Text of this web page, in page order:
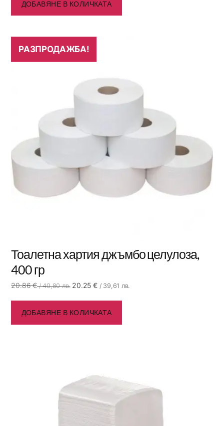
ДОБАВЯНЕ В КОЛИЧКАТА
РАЗПРОДАЖБА!
Тоалетна хартия джъмбо целулоза,
400 гр
20.86€/ 40,80 лв. 20.25 €/ 39,61 лв.
ДОБАВЯНЕ В КОЛИЧКАТА